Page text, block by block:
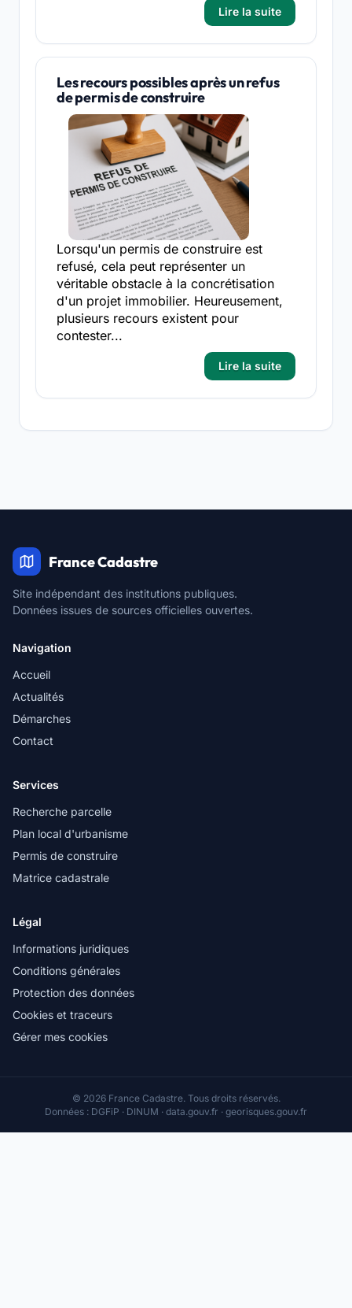
Lire la suite
Les recours possibles après un refus
de permis de construire
Lorsqu'un permis de construire est
refusé, cela peut représenter un
véritable obstacle à la concrétisation
d'un projet immobilier. Heureusement,
plusieurs recours existent pour
contester...
Lire la suite
France Cadastre
Site indépendant des institutions publiques.
Données issues de sources officielles ouvertes.
Navigation
Accueil
Actualités
Démarches
Contact
Services
Recherche parcelle
Plan local d'urbanisme
Permis de construire
Matrice cadastrale
Légal
Informations juridiques
Conditions générales
Protection des données
Cookies et traceurs
Gérer mes cookies
© 2026 France Cadastre. Tous droits réservés.
Données : DGFiP · DINUM · data.gouv.fr · georisques.gouv.fr